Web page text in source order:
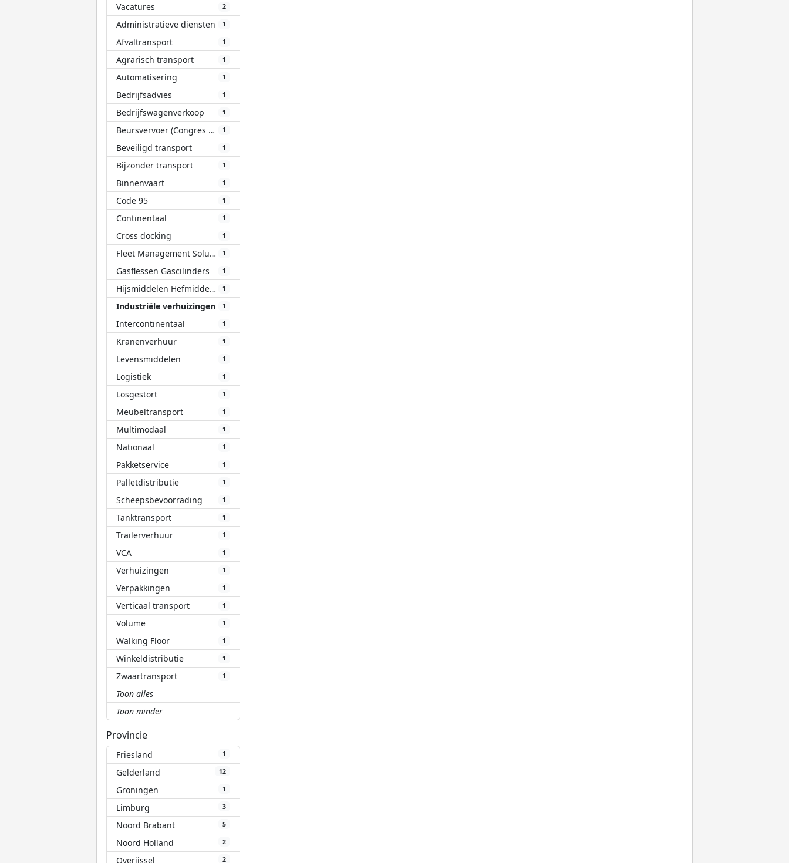
Vacatures 2
Administratieve diensten 1
Afvaltransport 1
Agrarisch transport 1
Automatisering 1
Bedrijfsadvies 1
Bedrijfswagenverkoop 1
Beursvervoer (Congres Evenement) 1
Beveiligd transport 1
Bijzonder transport 1
Binnenvaart 1
Code 95 1
Continentaal 1
Cross docking 1
Fleet Management Solutions (FMS) 1
Gasflessen Gascilinders 1
Hijsmiddelen Hefmiddelen 1
Industriële verhuizingen 1
Intercontinentaal 1
Kranenverhuur 1
Levensmiddelen 1
Logistiek 1
Losgestort 1
Meubeltransport 1
Multimodaal 1
Nationaal 1
Pakketservice 1
Palletdistributie 1
Scheepsbevoorrading 1
Tanktransport 1
Trailerverhuur 1
VCA 1
Verhuizingen 1
Verpakkingen 1
Verticaal transport 1
Volume 1
Walking Floor 1
Winkeldistributie 1
Zwaartransport 1
Toon alles
Toon minder
Provincie
Friesland 1
Gelderland 12
Groningen 1
Limburg 3
Noord Brabant 5
Noord Holland 2
Overijssel 2